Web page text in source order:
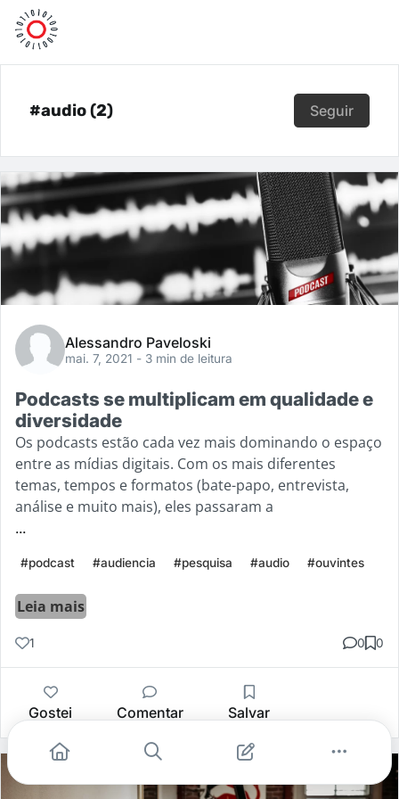
#audio (2) Seguir
Alessandro Paveloski
mai. 7, 2021 - 3 min de leitura
Podcasts se multiplicam em qualidade e
diversidade
Os podcasts estão cada vez mais dominando o espaço
entre as mídias digitais. Com os mais diferentes
temas, tempos e formatos (bate-papo, entrevista,
análise e muito mais), eles passaram a
...
#podcast #audiencia #pesquisa #audio #ouvintes
Leia mais
1 0 0
Gostei Comentar Salvar